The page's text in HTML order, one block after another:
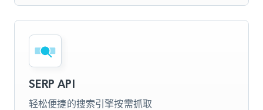
SERP API
轻松便捷的搜索引擎按需抓取